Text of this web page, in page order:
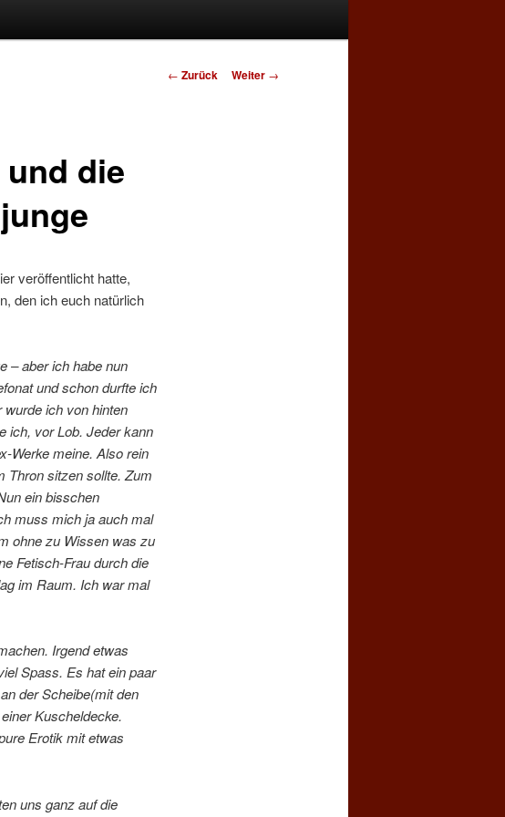
Beitrags-
← Zurück Weiter →
die
veröffentlicht hatte,
den ich euch natürlich
– aber ich habe nun
und schon durfte ich
ich von hinten
ich, vor Lob. Jeder kann
Werke meine. Also rein
Thron sitzen sollte. Zum
ein bisschen
muss mich ja auch mal
ohne zu Wissen was zu
Fetisch-Frau durch die
im Raum. Ich war mal
Irgend etwas
Spass. Es hat ein paar
der Scheibe(mit den
Kuscheldecke.
Erotik mit etwas
uns ganz auf die